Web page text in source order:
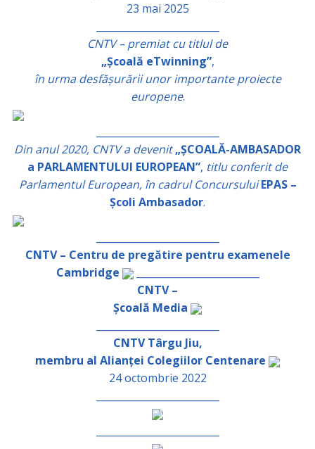
23 mai 2025
CNTV – premiat cu titlul de
„Școală eTwinning”,
în urma desfășurării unor importante proiecte
europene.
Din anul 2020, CNTV a devenit „ȘCOALĂ-AMBASADOR
a PARLAMENTULUI EUROPEAN”, titlu conferit de
Parlamentul European, în cadrul Concursului EPAS –
Școli Ambasador.
CNTV – Centru de pregătire pentru examenele
Cambridge
_________________________
CNTV –
Școală Media
CNTV Târgu Jiu,
membru al Alianței Colegiilor Centenare
24 octombrie 2022